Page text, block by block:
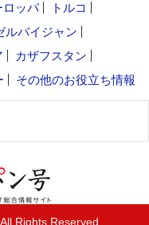
ロッパ
トルコ
ルバイジャン
カザフスタン
その他のお役立ち情報
Rights Reserved.